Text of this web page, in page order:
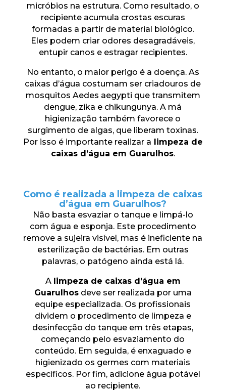
micróbios na estrutura. Como resultado, o
recipiente acumula crostas escuras
formadas a partir de material biológico.
Eles podem criar odores desagradáveis,
entupir canos e estragar recipientes.
No entanto, o maior perigo é a doença. As
caixas d’água costumam ser criadouros de
mosquitos Aedes aegypti que transmitem
dengue, zika e chikungunya. A má
higienização também favorece o
surgimento de algas, que liberam toxinas.
Por isso é importante realizar a limpeza de
caixas d’água em Guarulhos.
Como é realizada a limpeza de caixas
d’água em Guarulhos?
Não basta esvaziar o tanque e limpá-lo
com água e esponja. Este procedimento
remove a sujeira visível, mas é ineficiente na
esterilização de bactérias. Em outras
palavras, o patógeno ainda está lá.
A limpeza de caixas d’água em
Guarulhosdeve ser realizada por uma
equipe especializada. Os profissionais
dividem o procedimento de limpeza e
desinfecção do tanque em três etapas,
começando pelo esvaziamento do
conteúdo. Em seguida, é enxaguado e
higienizado os germes com materiais
específicos. Por fim, adicione água potável
ao recipiente.